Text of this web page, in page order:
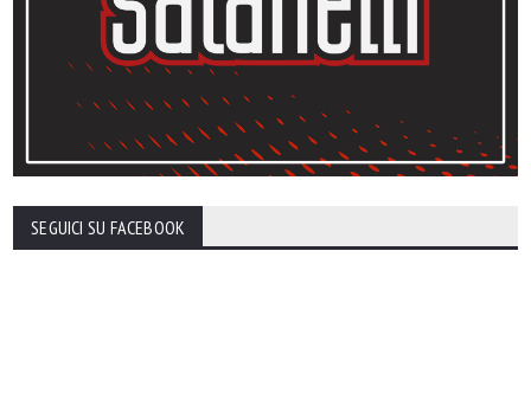
SEGUICI SU FACEBOOK